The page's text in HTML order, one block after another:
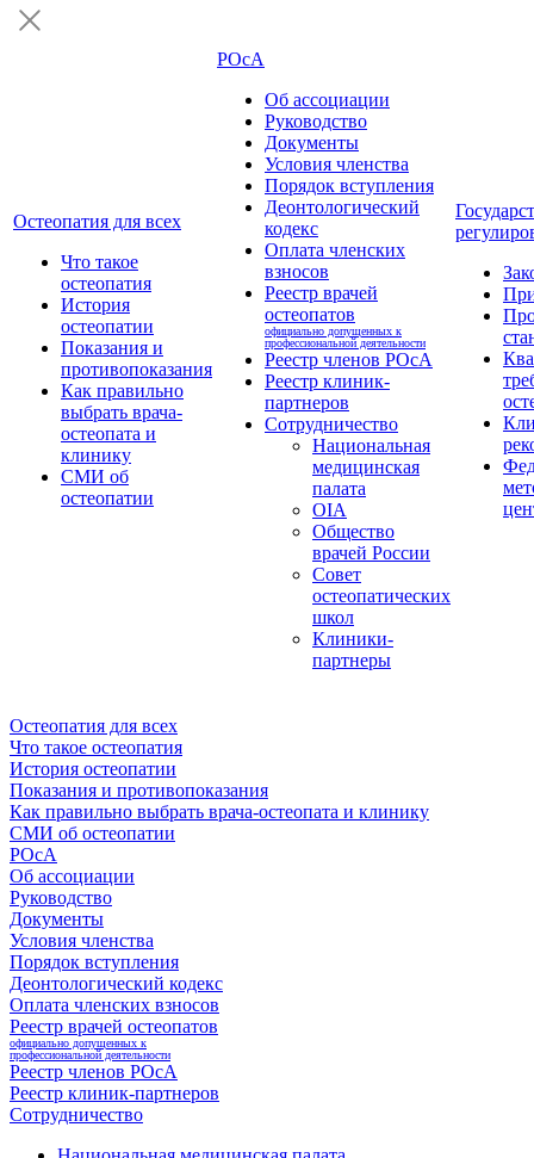
Остеопатия для всех
Что такое
остеопатия
История
остеопатии
Показания и
противопоказания
Как правильно
выбрать врача-
остеопата и
клинику
СМИ об
остеопатии
РОсА
Об ассоциации
Руководство
Документы
Условия членства
Порядок вступления
Деонтологический
кодекс
Оплата членских
взносов
Реестр врачей
остеопатов
официально допущенных к
профессиональной деятельности
Реестр членов РОсА
Реестр клиник-
партнеров
Сотрудничество
Национальная
медицинская
палата
OIA
Общество
врачей России
Совет
остеопатических
школ
Клиники-
партнеры
Остеопатия для всех
Что такое остеопатия
История остеопатии
Показания и противопоказания
Как правильно выбрать врача-остеопата и клинику
СМИ об остеопатии
РОсА
Об ассоциации
Руководство
Документы
Условия членства
Порядок вступления
Деонтологический кодекс
Оплата членских взносов
Реестр врачей остеопатов
официально допущенных к
профессиональной деятельности
Реестр членов РОсА
Реестр клиник-партнеров
Сотрудничество